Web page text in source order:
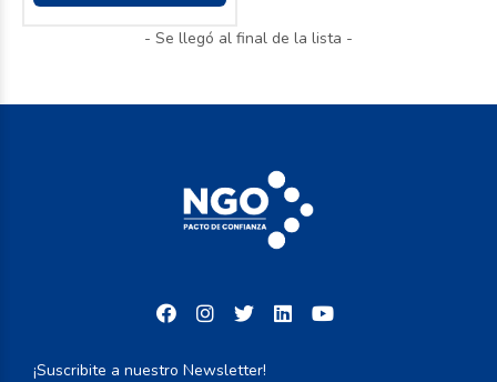
- Se llegó al final de la lista -
¡Suscribite a nuestro Newsletter!